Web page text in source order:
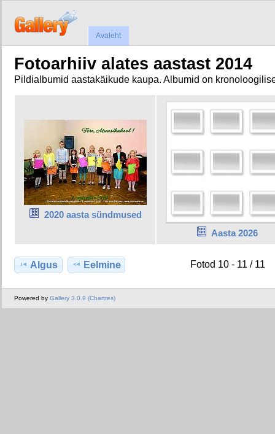
Avaleht
Fotoarhiiv alates aastast 2014
Pildialbumid aastakäikude kaupa. Albumid on
2020 aasta sündmused
Aasta 2026
Algus Eelmine Fotod 10 - 11 / 11
Powered by Gallery 3.0.9 (Chartres)